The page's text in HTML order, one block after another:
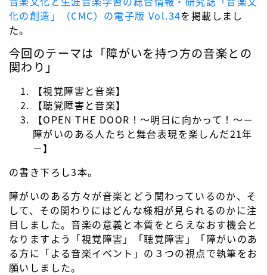
化の創造」（CMC）の電子版 Vol.34を掲載しまし
た。
今回のテーマは「障がいを持つ方の音楽との
関わり」
【視覚障害と音楽】
【聴覚障害と音楽】
【OPEN THE DOOR！～明日に向かって！～－
障がいのある人たちと舞台表現を楽しんだ21年
－】
の書き下ろし3本。
障がいのある方々が音楽とどう関わっているのか、そ
して、その関わりにはどんな様相が見られるのかに注
目しました。音楽の意義と本質をとらえなおす機会と
なりますよう「視覚障害」「聴覚障害」「障がいのあ
る方に「よる音楽イベント」の３つの視点で執筆をお
願いしました。